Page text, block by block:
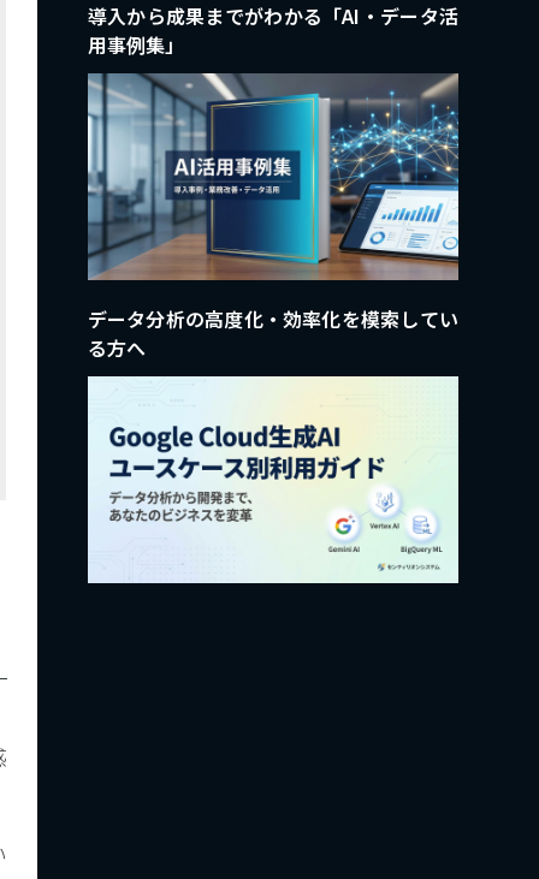
導入から成果までがわかる「AI・データ活
用事例集」
データ分析の高度化・効率化を模索してい
る方へ